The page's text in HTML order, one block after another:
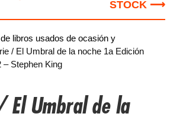
STOCK ⟶
libros usados de ocasión y
/ El Umbral de la noche 1a Edición
– Stephen King
El Umbral de la